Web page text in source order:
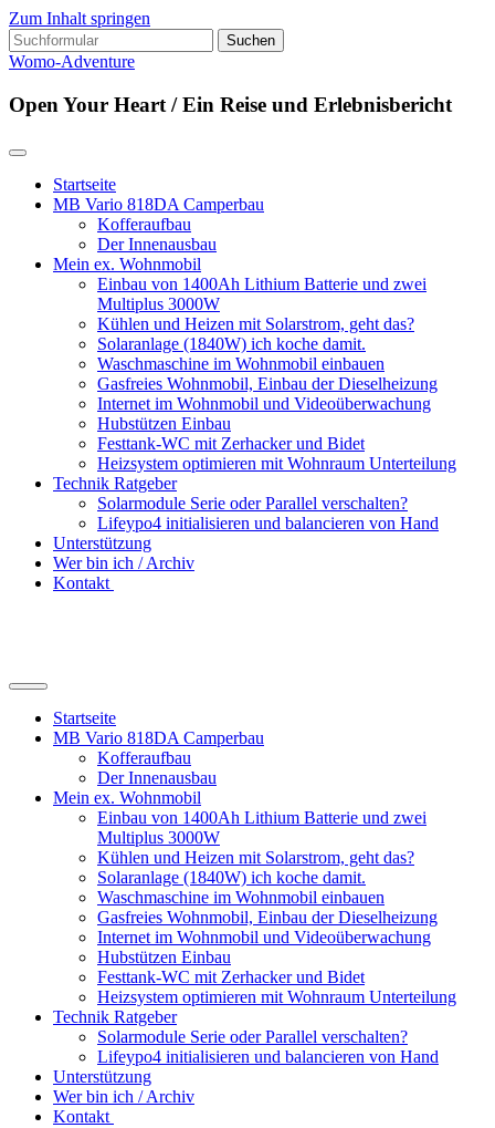
Zum Inhalt springen
Suchen
nach:
Womo-Adventure
Open Your Heart / Ein Reise und Erlebnisbericht
Startseite
MB Vario 818DA Camperbau
Kofferaufbau
Der Innenausbau
Mein ex. Wohnmobil
Einbau von 1400Ah Lithium Batterie und zwei
Multiplus 3000W
Kühlen und Heizen mit Solarstrom, geht das?
Solaranlage (1840W) ich koche damit.
Waschmaschine im Wohnmobil einbauen
Gasfreies Wohnmobil, Einbau der Dieselheizung
Internet im Wohnmobil und Videoüberwachung
Hubstützen Einbau
Festtank-WC mit Zerhacker und Bidet
Heizsystem optimieren mit Wohnraum Unterteilung
Technik Ratgeber
Solarmodule Serie oder Parallel verschalten?
Lifeypo4 initialisieren und balancieren von Hand
Unterstützung
Wer bin ich / Archiv
Kontakt
Suchfeld
ein-/ausblenden
Startseite
MB Vario 818DA Camperbau
Kofferaufbau
Der Innenausbau
Mein ex. Wohnmobil
Einbau von 1400Ah Lithium Batterie und zwei
Multiplus 3000W
Kühlen und Heizen mit Solarstrom, geht das?
Solaranlage (1840W) ich koche damit.
Waschmaschine im Wohnmobil einbauen
Gasfreies Wohnmobil, Einbau der Dieselheizung
Internet im Wohnmobil und Videoüberwachung
Hubstützen Einbau
Festtank-WC mit Zerhacker und Bidet
Heizsystem optimieren mit Wohnraum Unterteilung
Technik Ratgeber
Solarmodule Serie oder Parallel verschalten?
Lifeypo4 initialisieren und balancieren von Hand
Unterstützung
Wer bin ich / Archiv
Kontakt